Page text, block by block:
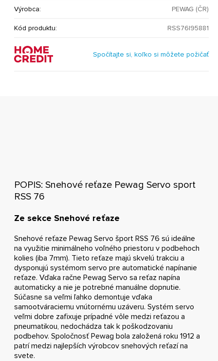
Výrobca: PEWAG (ČR)
Kód produktu: RSS76|95881
Spočítajte si, koľko si môžete požičať
POPIS: Snehové reťaze Pewag Servo sport
RSS 76
Ze sekce Snehové reťaze
Snehové reťaze Pewag Servo šport RSS 76 sú ideálne
na využitie minimálneho voľného priestoru v podbehoch
kolies (iba 7mm). Tieto reťaze majú skvelú trakciu a
dysponujú systémom servo pre automatické napínanie
reťaze. Vďaka račne Pewag Servo sa reťaz napína
automaticky a nie je potrebné manuálne dopnutie.
Súčasne sa veľmi ľahko demontuje vďaka
samootváraciemu vnútornému uzáveru. Systém servo
veľmi dobre zafixuje prípadné vôle medzi reťazou a
pneumatikou, nedochádza tak k poškodzovaniu
podbehov. Spoločnosť Pewag bola založená roku 1912 a
patrí medzi najlepších výrobcov snehových reťazí na
svete.